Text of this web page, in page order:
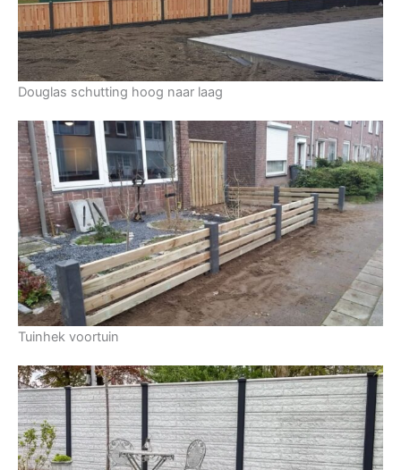
Douglas schutting hoog naar laag
Tuinhek voortuin